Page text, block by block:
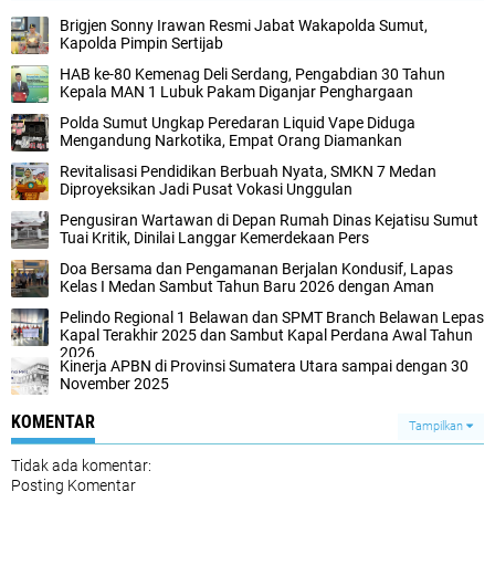
Brigjen Sonny Irawan Resmi Jabat Wakapolda Sumut,
Kapolda Pimpin Sertijab
HAB ke-80 Kemenag Deli Serdang, Pengabdian 30 Tahun
Kepala MAN 1 Lubuk Pakam Diganjar Penghargaan
Polda Sumut Ungkap Peredaran Liquid Vape Diduga
Mengandung Narkotika, Empat Orang Diamankan
Revitalisasi Pendidikan Berbuah Nyata, SMKN 7 Medan
Diproyeksikan Jadi Pusat Vokasi Unggulan
Pengusiran Wartawan di Depan Rumah Dinas Kejatisu Sumut
Tuai Kritik, Dinilai Langgar Kemerdekaan Pers
Doa Bersama dan Pengamanan Berjalan Kondusif, Lapas
Kelas I Medan Sambut Tahun Baru 2026 dengan Aman
Pelindo Regional 1 Belawan dan SPMT Branch Belawan Lepas
Kapal Terakhir 2025 dan Sambut Kapal Perdana Awal Tahun
2026
Kinerja APBN di Provinsi Sumatera Utara sampai dengan 30
November 2025
KOMENTAR Tampilkan
Tidak ada komentar:
Posting Komentar